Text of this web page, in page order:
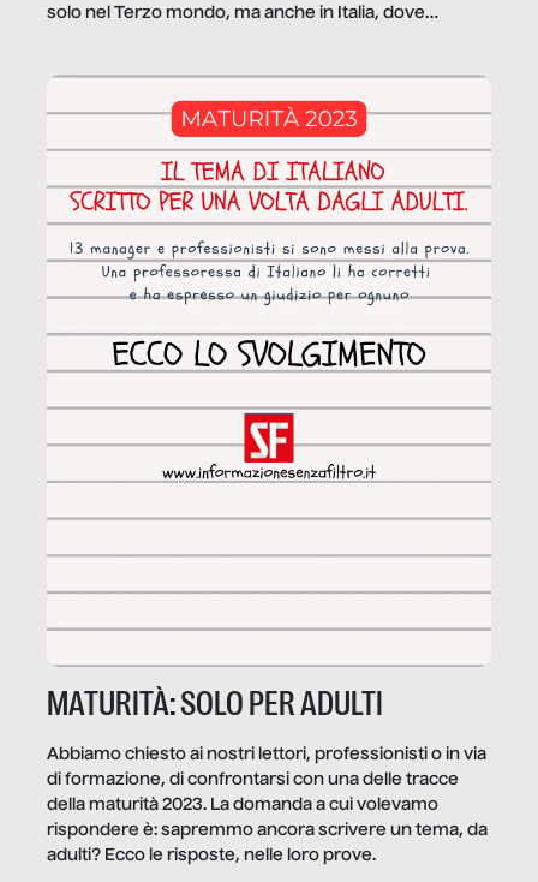
solo nel Terzo mondo, ma anche in Italia, dove
MATURITÀ: SOLO PER ADULTI
Abbiamo chiesto ai nostri lettori, professionisti o in via
di formazione, di confrontarsi con una delle tracce
della maturità 2023. La domanda a cui volevamo
rispondere è: sapremmo ancora scrivere un tema, da
adulti? Ecco le risposte, nelle loro prove.